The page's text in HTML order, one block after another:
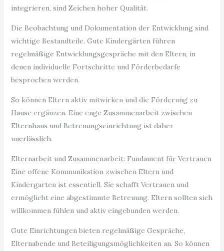
integrieren, sind Zeichen hoher Qualität.
Die Beobachtung und Dokumentation der Entwicklung sind
wichtige Bestandteile. Gute Kindergärten führen
regelmäßige Entwicklungsgespräche mit den Eltern, in
denen individuelle Fortschritte und Förderbedarfe
besprochen werden.
So können Eltern aktiv mitwirken und die Förderung zu
Hause ergänzen. Eine enge Zusammenarbeit zwischen
Elternhaus und Betreuungseinrichtung ist daher
unerlässlich.
Elternarbeit und Zusammenarbeit: Fundament für Vertrauen
Eine offene Kommunikation zwischen Eltern und
Kindergarten ist essentiell. Sie schafft Vertrauen und
ermöglicht eine abgestimmte Betreuung. Eltern sollten sich
willkommen fühlen und aktiv eingebunden werden.
Gute Einrichtungen bieten regelmäßige Gespräche,
Elternabende und Beteiligungsmöglichkeiten an. So können